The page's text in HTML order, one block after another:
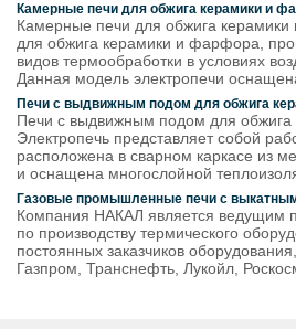
Камерные печи для обжига керамики и
Камерные печи для обжига
для обжига керамики и фарфора,
видов термообработки в условиях
Данная модель электропечи
Печи с выдвижным подом для обжига
Печи с выдвижным подом для обжига
Электропечь представляет собой
расположена в сварном каркасе из
и оснащена многослойной
Газовые промышленные печи с
Компания НАКАЛ является ведущим
по производству термического
постоянных заказчиков
Газпром, Транснефть, Лукойл,